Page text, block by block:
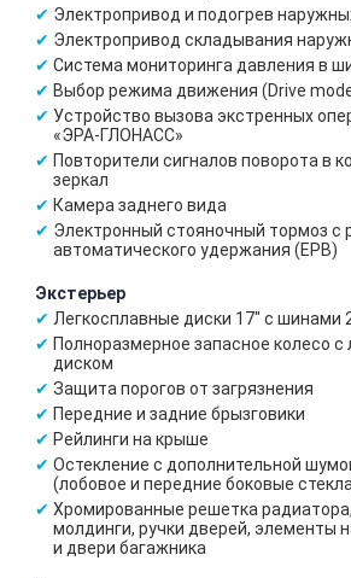
Электропривод и подогрев
Электропривод складывания
Система мониторинга давления в
Выбор режима движения (Drive
Устройство вызова экстренных
«ЭРА-ГЛОНАСС»
Повторители сигналов поворота в
зеркал
Камера заднего вида
Электронный стояночный тормоз с
автоматического удержания (EPB)
Экстерьер
Легкосплавные диски 17" с шинами
Полноразмерное запасное колесо с
диском
Защита порогов от загрязнения
Передние и задние брызговики
Рейлинги на крыше
Остекление с дополнительной
(лобовое и передние боковые
Хромированные решетка
молдинги, ручки дверей, элементы
и двери багажника